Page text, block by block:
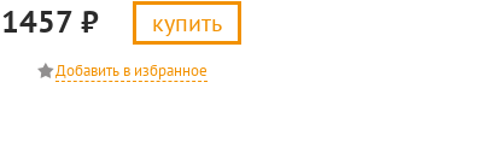
1457 ₽ купить